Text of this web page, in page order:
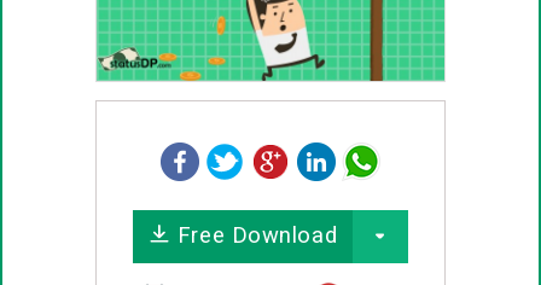
பொதுவான பொன்மொழிகள்
கடவுள் பொன்மொழிகள்
Free Download